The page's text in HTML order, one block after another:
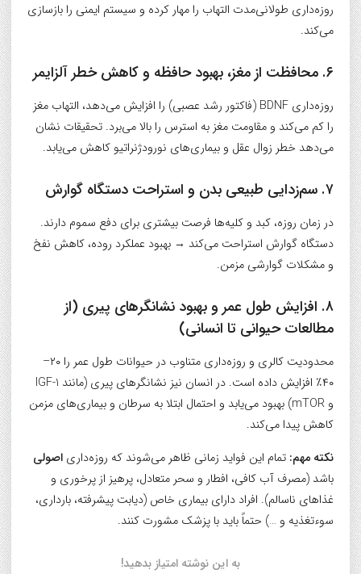
روزه‌داری طولانی‌مدت التهاب را مهار کرده و سیستم ایمنی را بازسازی
می‌کند.
۶. محافظت از مغز، بهبود حافظه و کاهش خطر آلزایمر
روزه‌داری BDNF (فاکتور رشد عصبی) را افزایش می‌دهد، التهاب مغز
را کم می‌کند و مقاومت مغز به استرس را بالا می‌برد. تحقیقات نشان
می‌دهد خطر زوال عقل و بیماری‌های نورودژنراتیو کاهش می‌یابد.
۷. سم‌زدایی طبیعی بدن و استراحت دستگاه گوارش
در زمان روزه، کبد و کلیه‌ها فرصت بیشتری برای دفع سموم دارند.
دستگاه گوارش استراحت می‌کند → بهبود عملکرد روده، کاهش نفخ
و مشکلات گوارشی مزمن.
۸. افزایش طول عمر و بهبود نشانگرهای پیری (از
مطالعات حیوانی تا انسانی)
محدودیت کالری و روزه‌داری متناوب در حیوانات طول عمر را ۲۰–
۴۰٪ افزایش داده است. در انسان نیز نشانگرهای پیری (مانند IGF-1
و mTOR) بهبود می‌یابد و احتمال ابتلا به سرطان و بیماری‌های مزمن
کاهش پیدا می‌کند.
نکته مهم: تمام این فواید زمانی ظاهر می‌شوند که روزه‌داری اصولی
باشد (مصرف آب کافی، افطار و سحر متعادل، پرهیز از پرخوری و
غذاهای ناسالم). افراد دارای بیماری خاص (دیابت پیشرفته، بارداری،
سوءتغذیه و …) حتماً باید با پزشک مشورت کنند.
به این نوشته امتیاز بدهید!